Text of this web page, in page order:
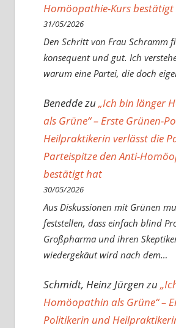
Homöopathie-Kurs
31/05/2026
Den Schritt von Frau Schramm
konsequent und gut. Ich
warum eine Partei, die doch
Beneddezu„Ich bin länger
als Grüne“ – Erste Grünen-
Heilpraktikerin verlässt die
Parteispitze den Anti-
bestätigt hat
30/05/2026
Aus Diskussionen mit Grünen
feststellen, dass einfach blind
Großpharma und ihren
wiedergekäut wird nach dem…
Schmidt, Heinz Jürgenzu
Homöopathin als Grüne“ –
Politikerin und